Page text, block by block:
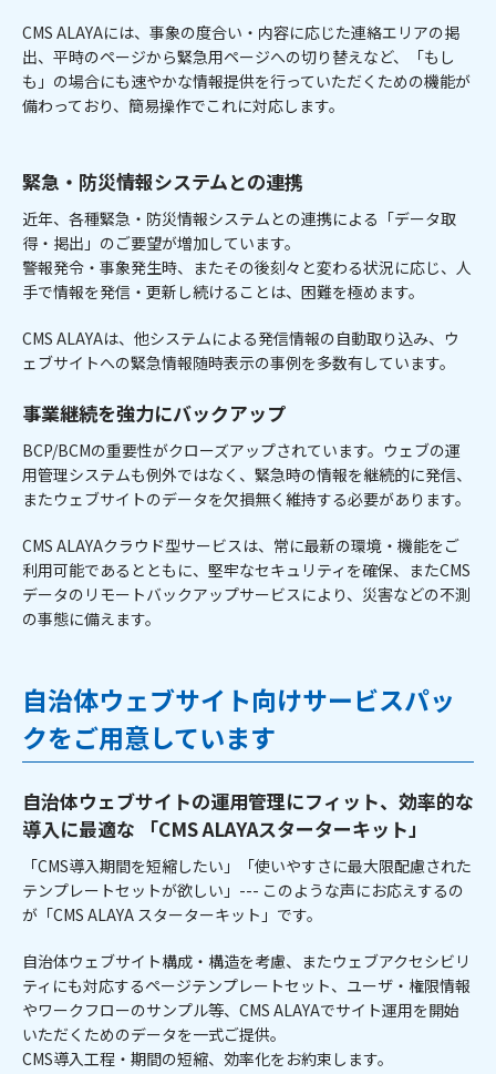
CMS ALAYAには、事象の度合い・内容に応じた連絡エリアの掲
出、平時のページから緊急用ページへの切り替えなど、「もし
も」の場合にも速やかな情報提供を行っていただくための機能が
備わっており、簡易操作でこれに対応します。
緊急・防災情報システムとの連携
近年、各種緊急・防災情報システムとの連携による「データ取
得・掲出」のご要望が増加しています。
警報発令・事象発生時、またその後刻々と変わる状況に応じ、人
手で情報を発信・更新し続けることは、困難を極めます。
CMS ALAYAは、他システムによる発信情報の自動取り込み、ウ
ェブサイトへの緊急情報随時表示の事例を多数有しています。
事業継続を強力にバックアップ
BCP/BCMの重要性がクローズアップされています。ウェブの運
用管理システムも例外ではなく、緊急時の情報を継続的に発信、
またウェブサイトのデータを欠損無く維持する必要があります。
CMS ALAYAクラウド型サービスは、常に最新の環境・機能をご
利用可能であるとともに、堅牢なセキュリティを確保、またCMS
データのリモートバックアップサービスにより、災害などの不測
の事態に備えます。
自治体ウェブサイト向けサービスパッ
クをご用意しています
自治体ウェブサイトの運用管理にフィット、効率的な
導入に最適な 「CMS ALAYAスターターキット」
「CMS導入期間を短縮したい」「使いやすさに最大限配慮された
テンプレートセットが欲しい」--- このような声にお応えするの
が「CMS ALAYA スターターキット」です。
自治体ウェブサイト構成・構造を考慮、またウェブアクセシビリ
ティにも対応するページテンプレートセット、ユーザ・権限情報
やワークフローのサンプル等、CMS ALAYAでサイト運用を開始
いただくためのデータを一式ご提供。
CMS導入工程・期間の短縮、効率化をお約束します。